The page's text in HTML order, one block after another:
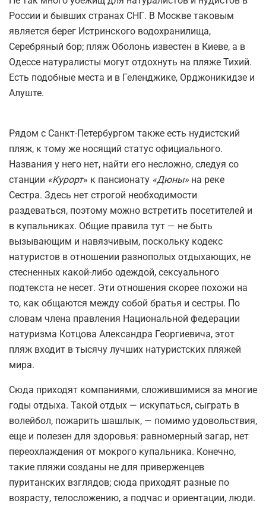
России и бывших странах СНГ. В Москве таковым
является берег Истринского водохранилища,
Серебряный бор; пляж Оболонь известен в Киеве, а в
Одессе натуралисты могут отдохнуть на пляже Тихий.
Есть подобные места и в Геленджике, Орджоникидзе и
Алуште.
Рядом с Санкт-Петербургом также есть нудистский
пляж, к тому же носящий статус официального.
Названия у него нет, найти его несложно, следуя со
станции «Курорт» к пансионату «Дюны» на реке
Сестра. Здесь нет строгой необходимости
раздеваться, поэтому можно встретить посетителей и
в купальниках. Общие правила тут — не быть
вызывающим и навязчивым, поскольку кодекс
натуристов в отношении разнополых отдыхающих, не
стесненных какой-либо одеждой, сексуального
подтекста не несет. Эти отношения скорее похожи на
то, как общаются между собой братья и сестры. По
словам члена правления Национальной федерации
натуризма Котцова Александра Георгиевича, этот
пляж входит в тысячу лучших натуристских пляжей
мира.
Сюда приходят компаниями, сложившимися за многие
годы отдыха. Такой отдых — искупаться, сыграть в
волейбол, пожарить шашлык, — помимо удовольствия,
еще и полезен для здоровья: равномерный загар, нет
переохлаждения от мокрого купальника. Конечно,
такие пляжи созданы не для приверженцев
пуританских взглядов; сюда приходят разные по
возрасту, телосложению, а подчас и ориентации, люди.